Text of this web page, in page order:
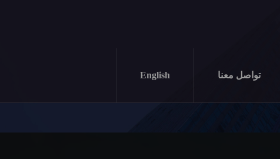
تواصل معنا English